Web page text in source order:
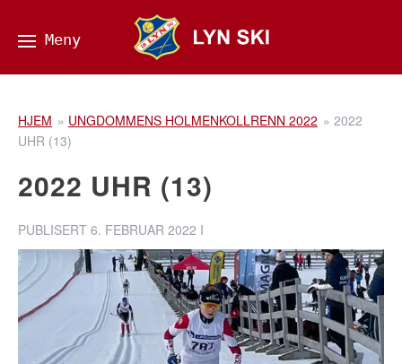
HJEM » UNGDOMMENS HOLMENKOLLRENN 2022 » 2022
UHR (13)
2022 UHR (13)
PUBLISERT 6. FEBRUAR 2022 I